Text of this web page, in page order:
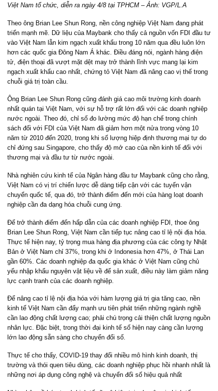
Việt Nam tổ chức, diễn ra ngày 4/8 tại TPHCM – Ảnh: VGP/L.A
Theo ông Brian Lee Shun Rong, nền công nghiệp Việt Nam đang phát
triển mạnh mẽ. Dữ liệu của Maybank cho thấy cả nguồn vốn FDI đầu tư
vào Việt Nam lẫn kim ngạch xuất khẩu trong 10 năm qua đều luôn lớn
hơn các quốc gia Đông Nam Á khác. Điều đáng nói, ngành hàng điện
tử, điện thoại đã vượt mặt dệt may trở thành lĩnh vực mang lại kim
ngạch xuất khẩu cao nhất, chứng tỏ Việt Nam đã nâng cao vị thế trong
chuỗi giá trị toàn cầu.
Ông Brian Lee Shun Rong cũng đánh giá cao môi trường kinh doanh
nhất quán tại Việt Nam, với sự hỗ trợ rất lớn đối với các doanh nghiệp
nước ngoài. Theo đó, chỉ số đo lường mức độ hạn chế trong chính
sách đối với FDI của Việt Nam đã giảm hơn một nửa trong vòng 10
năm từ 2010 đến 2020, trong khi số lượng hiệp định thương mại tự do
chỉ đứng sau Singapore, cho thấy độ mở cao của nền kinh tế đối với
thương mại và đầu tư từ nước ngoài.
Nhà nghiên cứu kinh tế của Ngân hàng đầu tư Maybank cũng cho rằng,
Việt Nam có vị trí chiến lược dễ dàng tiếp cận với các tuyến vận
chuyển quốc tế, qua đó, trở thành điểm đến mới của hàng loạt doanh
nghiệp cần đa dạng hóa chuỗi cung ứng.
Để trở thành điểm đến hấp dẫn của các doanh nghiệp FDI, thoe ông
Brian Lee Shun Rong, Việt Nam cần tiếp tục nâng cao tỉ lệ nội địa hóa.
Thực tế hiện nay, tỷ trọng mua hàng địa phương của các công ty Nhật
Bản ở Việt Nam chỉ 37%, trong khi ở Indonesia hơn 47%, ở Thái Lan
gần 60%. Các doanh nghiệp đa quốc gia khác ở Việt Nam cũng chủ
yếu nhập khẩu nguyên vật liệu về để sản xuất, điều này làm giảm năng
lực cạnh tranh của các doanh nghiệp.
Để nâng cao tỉ lệ nội địa hóa với hàm lượng giá trị gia tăng cao, nền
kinh tế Việt Nam cần đẩy mạnh ưu tiên phát triển những ngành nghề
cần lao động chất lượng cao; phải chú trọng cải thiện chất lượng nguồn
nhân lực. Đặc biệt, trong thời đại kinh tế số hiện nay càng cần lượng
lớn lao động sẵn sàng cho chuyển đổi số.
Thực tế cho thấy, COVID-19 thay đổi nhiều mô hình kinh doanh, thị
trường và thói quen tiêu dùng, các doanh nghiệp phục hồi nhanh nhất là
những nơi áp dụng công nghệ và chuyển đổi số hiệu quả nhất